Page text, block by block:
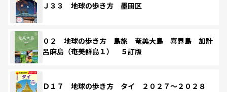
Ｊ３３ 地球の歩き方 墨田区
０２ 地球の歩き方 島旅 奄美大島 喜界島 加計
呂麻島（奄美群島１） ５訂版
Ｄ１７ 地球の歩き方 タイ ２０２７～２０２８